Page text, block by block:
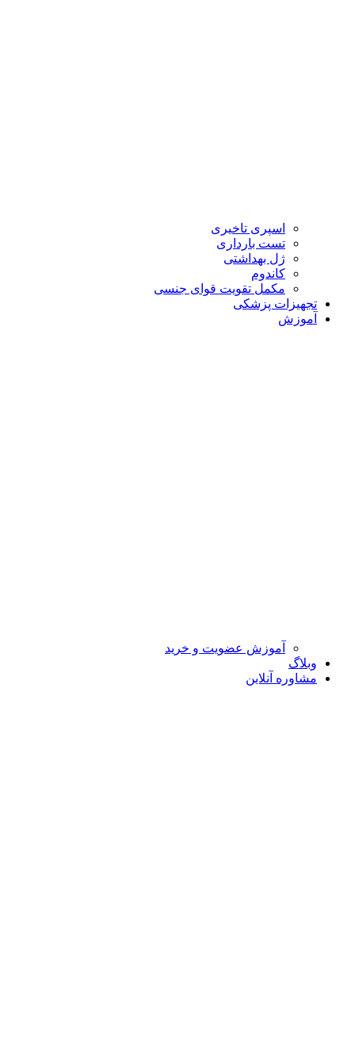
اسپری تاخیری
تست بارداری
ژل بهداشتی
کاندوم
مکمل تقویت قوای جنسی
تجهیزات پزشکی
آموزش
آموزش عضویت و خرید
وبلاگ
مشاوره آنلاین